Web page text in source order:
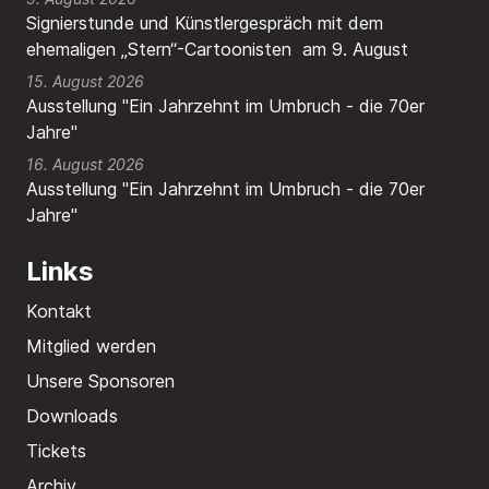
Signierstunde und Künstlergespräch mit dem
ehemaligen „Stern“-Cartoonisten am 9. August
15. August 2026
Ausstellung "Ein Jahrzehnt im Umbruch - die 70er
Jahre"
16. August 2026
Ausstellung "Ein Jahrzehnt im Umbruch - die 70er
Jahre"
Links
Kontakt
Mitglied werden
Unsere Sponsoren
Downloads
Tickets